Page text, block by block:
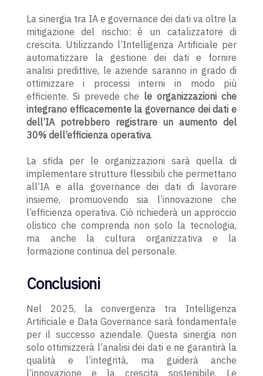
La sinergia tra IA e governance dei dati va oltre la
mitigazione del rischio: è un catalizzatore di
crescita. Utilizzando l’Intelligenza Artificiale per
automatizzare la gestione dei dati e fornire
analisi predittive, le aziende saranno in grado di
ottimizzare i processi interni in modo più
efficiente. Si prevede che le organizzazioni che
integrano efficacemente la governance dei dati e
dell’IA potrebbero registrare un aumento del
30% dell’efficienza operativa.
La sfida per le organizzazioni sarà quella di
implementare strutture flessibili che permettano
all’IA e alla governance dei dati di lavorare
insieme, promuovendo sia l’innovazione che
l’efficienza operativa. Ciò richiederà un approccio
olistico che comprenda non solo la tecnologia,
ma anche la cultura organizzativa e la
formazione continua del personale.
Conclusioni
Nel 2025, la convergenza tra Intelligenza
Artificiale e Data Governance sarà fondamentale
per il successo aziendale. Questa sinergia non
solo ottimizzerà l’analisi dei dati e ne garantirà la
qualità e l’integrità, ma guiderà anche
l’innovazione e la crescita sostenibile. Le